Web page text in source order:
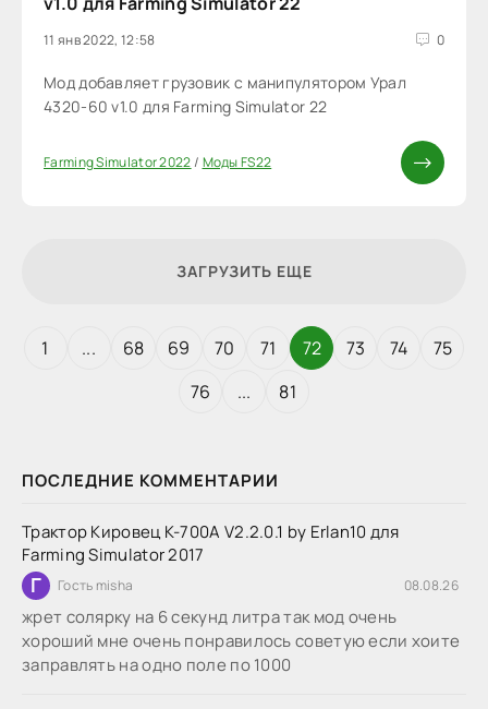
ПОСЛЕДНИЕ КОММЕНТАРИИ
Трактор Кировец К-700А V2.2.0.1 by Erlan10 для
Farming Simulator 2017
Г Гость misha 08.08.26
жрет солярку на 6 секунд литра так мод очень
хороший мне очень понравилось советую если хоите
заправлять на одно поле по 1000
11 янв 2022, 12:58 0
Мод добавляет грузовик с манипулятором Урал
4320-60 v1.0 для Farming Simulator 22
Farming Simulator 2022/ Моды FS22
ЗАГРУЗИТЬ ЕЩЕ
1 ... 68 69 70 71 72 73 74
75
76
... 81